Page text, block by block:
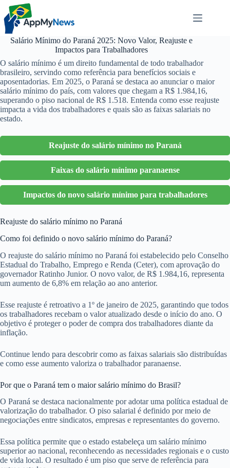
Pular
para
conteúdo
Salário Mínimo do Paraná 2025: Novo Valor, Reajuste e
Impactos para Trabalhadores
O salário mínimo é um direito fundamental de todo trabalhador
brasileiro, servindo como referência para benefícios sociais e
aposentadorias. Em 2025, o Paraná se destaca ao anunciar o maior
salário mínimo do país, com valores que chegam a R$ 1.984,16,
superando o piso nacional de R$ 1.518. Entenda como esse reajuste
impacta a vida dos trabalhadores e quais são as faixas salariais no
estado.
Reajuste do salário mínimo no Paraná
Faixas do salário mínimo paranaense
Impactos do novo salário mínimo para trabalhadores
Reajuste do salário mínimo no Paraná
Como foi definido o novo salário mínimo do Paraná?
O reajuste do salário mínimo no Paraná foi estabelecido pelo Conselho
Estadual do Trabalho, Emprego e Renda (Ceter), com aprovação do
governador Ratinho Junior. O novo valor, de R$ 1.984,16, representa
um aumento de 6,8% em relação ao ano anterior.
Esse reajuste é retroativo a 1º de janeiro de 2025, garantindo que todos
os trabalhadores recebam o valor atualizado desde o início do ano. O
objetivo é proteger o poder de compra dos trabalhadores diante da
inflação.
Continue lendo para descobrir como as faixas salariais são distribuídas
e como esse aumento valoriza o trabalhador paranaense.
Por que o Paraná tem o maior salário mínimo do Brasil?
O Paraná se destaca nacionalmente por adotar uma política estadual de
valorização do trabalhador. O piso salarial é definido por meio de
negociações entre sindicatos, empresas e representantes do governo.
Essa política permite que o estado estabeleça um salário mínimo
superior ao nacional, reconhecendo as necessidades regionais e o custo
de vida local. O resultado é um piso que serve de referência para